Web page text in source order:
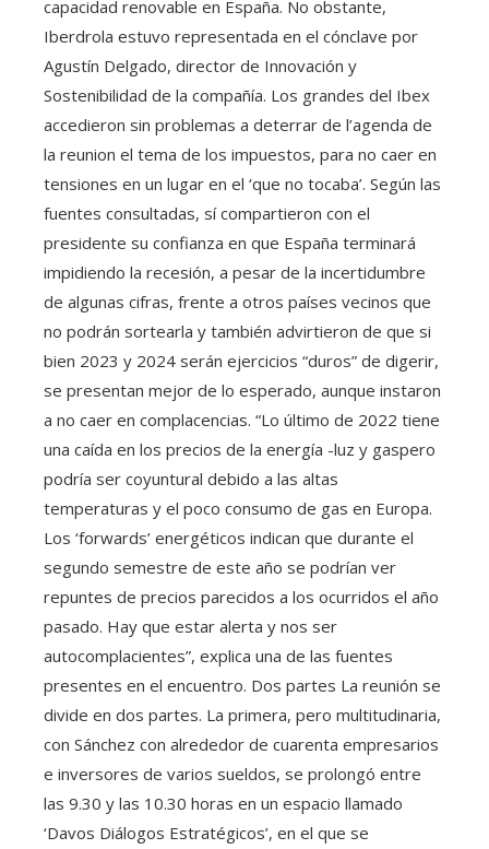
capacidad renovable en España. No obstante,
Iberdrola estuvo representada en el cónclave por
Agustín Delgado, director de Innovación y
Sostenibilidad de la compañía. Los grandes del Ibex
accedieron sin problemas a deterrar de l’agenda de
la reunion el tema de los impuestos, para no caer en
tensiones en un lugar en el ‘que no tocaba’. Según las
fuentes consultadas, sí compartieron con el
presidente su confianza en que España terminará
impidiendo la recesión, a pesar de la incertidumbre
de algunas cifras, frente a otros países vecinos que
no podrán sortearla y también advirtieron de que si
bien 2023 y 2024 serán ejercicios “duros” de digerir,
se presentan mejor de lo esperado, aunque instaron
a no caer en complacencias. “Lo último de 2022 tiene
una caída en los precios de la energía -luz y gaspero
podría ser coyuntural debido a las altas
temperaturas y el poco consumo de gas en Europa.
Los ‘forwards’ energéticos indican que durante el
segundo semestre de este año se podrían ver
repuntes de precios parecidos a los ocurridos el año
pasado. Hay que estar alerta y nos ser
autocomplacientes”, explica una de las fuentes
presentes en el encuentro. Dos partes La reunión se
divide en dos partes. La primera, pero multitudinaria,
con Sánchez con alrededor de cuarenta empresarios
e inversores de varios sueldos, se prolongó entre
las 9.30 y las 10.30 horas en un espacio llamado
‘Davos Diálogos Estratégicos’, en el que se